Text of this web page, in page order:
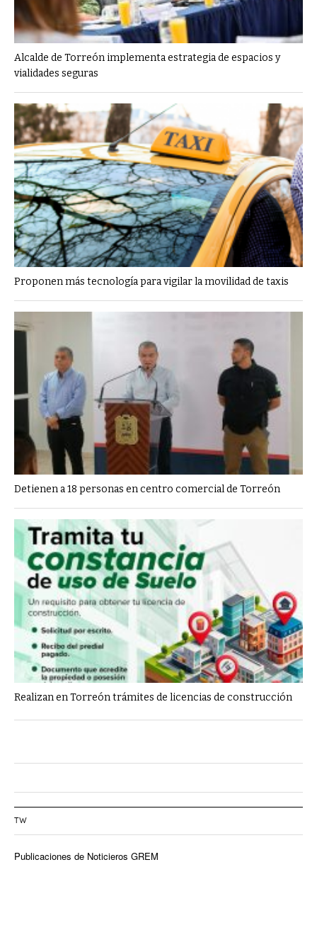
Alcalde de Torreón implementa estrategia de espacios y
vialidades seguras
Proponen más tecnología para vigilar la movilidad de taxis
Detienen a 18 personas en centro comercial de Torreón
Realizan en Torreón trámites de licencias de construcción
TW
Publicaciones de Noticieros GREM